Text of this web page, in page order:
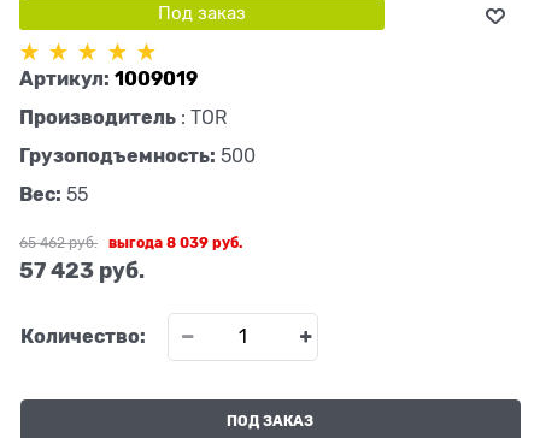
Под заказ
Артикул: 1009019
Производитель : TOR
Грузоподъемность: 500
Вес: 55
65 462 руб.
57 423 руб.
выгода8 039 руб.
Количество:
ПОД ЗАКАЗ